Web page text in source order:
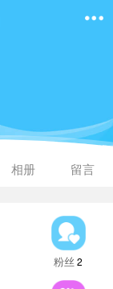
相册 留言
粉丝 2